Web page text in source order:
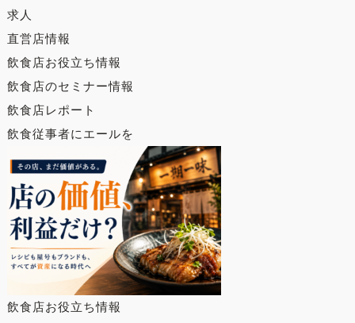
求人
直営店情報
飲食店お役立ち情報
飲食店のセミナー情報
飲食店レポート
飲食従事者にエールを
飲食店お役立ち情報